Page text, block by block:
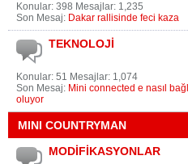
Konular: 398 Mesajlar: 1,235
Son Mesaj: Dakar rallisinde feci kaza
TEKNOLOJİ
Konular: 51 Mesajlar: 1,074
Son Mesaj: Mini connected e nasıl
oluyor
MINI COUNTRYMAN
MODİFİKASYONLAR